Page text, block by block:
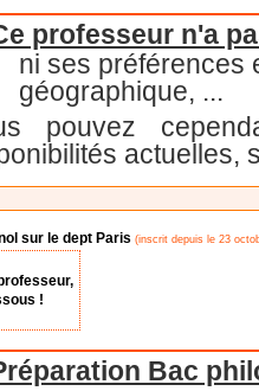
professeur n'a
ni ses préférences
géographique, ...
pouvez
actuelles,
sur le dept Paris (inscrit depuis le 23
!
Bac